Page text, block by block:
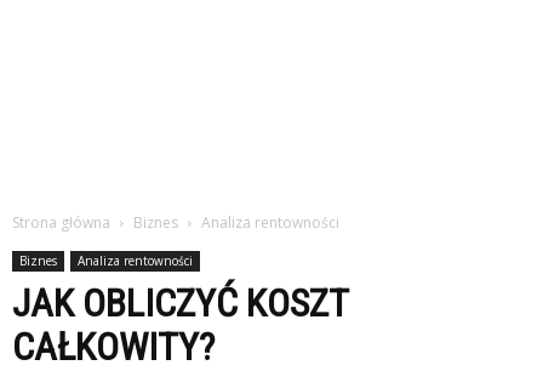
Strona główna Biznes Analiza rentowności
Biznes Analiza rentowności
JAK OBLICZYĆ KOSZT
CAŁKOWITY?